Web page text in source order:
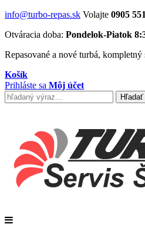
info@turbo-repas.sk Volajte 0905
Otváracia doba: Pondelok-Piatok
Repasované a nové turbá, kompletný
Košík
Prihláste sa Môj účet